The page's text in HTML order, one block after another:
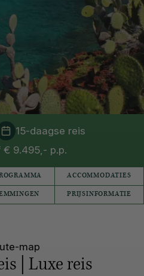
15-daagse reis
€ 9.495,- p.p.
ACCOMMODATIES
PRIJSINFORMATIE
| Luxe reis